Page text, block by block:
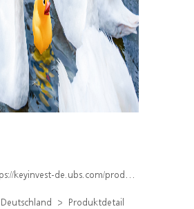
de.ubs.com/produkt/detail/index/isin/DE000WA5FFD2
Produktdetail